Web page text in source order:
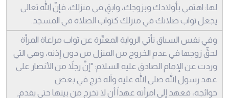
لها: اهتمي بأولادك وبزوجك، وابقِ في منزلك، فإنّ الله تعالى
يجعل ثواب صلاتك في منزلك كثواب الصلاة في المسجد.
وفي نفس السياق تأتي الرواية المعبِّرة عن ثواب مراعاة المرأة
لحقِّ زوجها في عدم الخروج من المنزل من دون إذنه، وهي التي
وردت عن الإمام الصادق عليه السلام: "إنَّ رجلاً من الأنصار على
عهد رسول الله صلى الله عليه وآله خرج في بعض
حوائجه، فعهد إلى امرأته عهداً أن لا تخرج من بيتها حتى يقدم,